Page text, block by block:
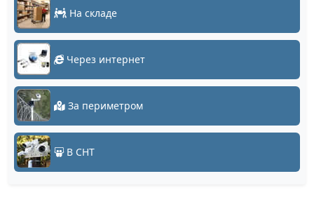
На складе
Через интернет
За периметром
В СНТ